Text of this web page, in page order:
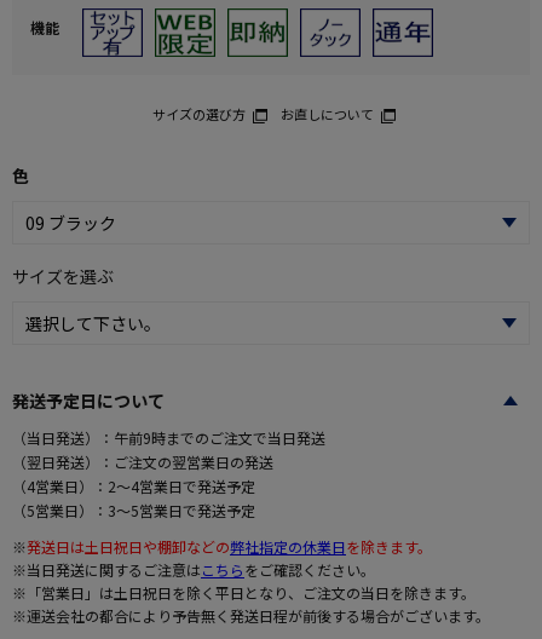
機能
サイズの選び方 お直しについて
色
サイズを選ぶ
発送予定日について
（当日発送）：午前9時までのご注文で当日発送
（翌日発送）：ご注文の翌営業日の発送
（4営業日）：2～4営業日で発送予定
（5営業日）：3～5営業日で発送予定
※発送日は土日祝日や棚卸などの弊社指定の休業日を除きます。
※当日発送に関するご注意はこちらをご確認ください。
※「営業日」は土日祝日を除く平日となり、ご注文の当日を除きます。
※運送会社の都合により予告無く発送日程が前後する場合がございます。